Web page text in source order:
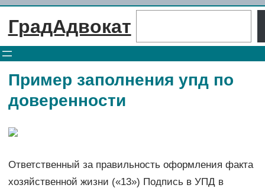
Перейти
ГрадАдвокат
Пример заполнения упд по
доверенности
Ответственный за правильность оформления факта
хозяйственной жизни («13») Подпись в УПД в